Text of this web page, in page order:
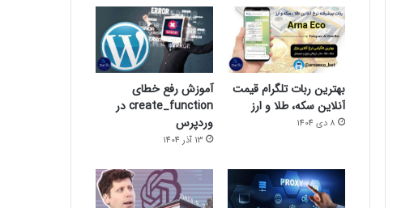
بهترین ربات تلگرام قیمت
آنلاین سکه، طلا و ارز
8 دی 1404
آموزش رفع خطای
create_function در
وردپرس
13 آذر 1404